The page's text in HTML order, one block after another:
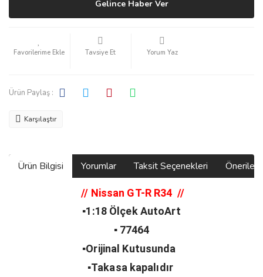
Gelince Haber Ver
Tavsiye Et Yorum Yaz
Ürün Paylaş :
Karşılaştır
Ürün Bilgisi Yorumlar Taksit Seçenekleri
// Nissan GT-R R34 //
▪️1:18 Ölçek AutoArt
▪️ 77464
▪️Orijinal Kutusunda
▪️Takasa kapalıdır